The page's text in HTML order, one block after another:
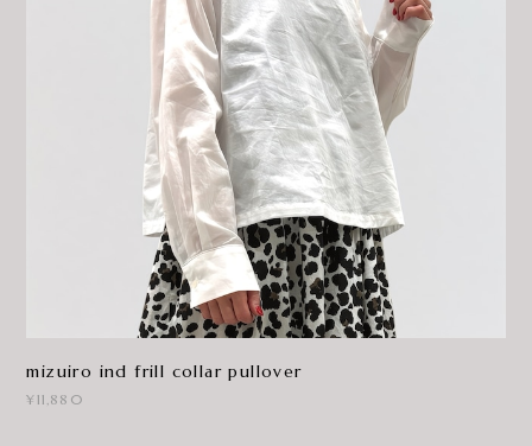
mizuiro ind frill collar pullover
¥11,880